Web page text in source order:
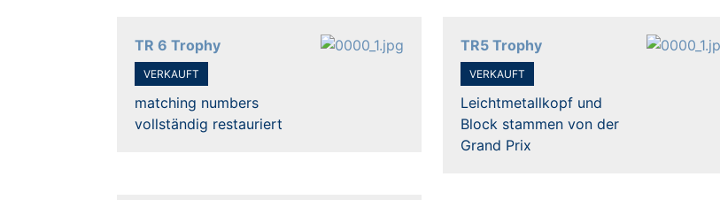
TR 6 Trophy
VERKAUFT
matching numbers
vollständig restauriert
TR5 Trophy
VERKAUFT
Leichtmetallkopf und
Block stammen von der
Grand Prix